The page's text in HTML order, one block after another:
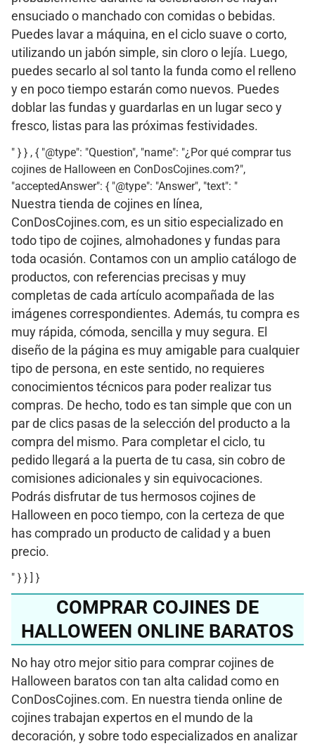
ensuciado o manchado con comidas o bebidas.
Puedes lavar a máquina, en el ciclo suave o corto,
utilizando un jabón simple, sin cloro o lejía. Luego,
puedes secarlo al sol tanto la funda como el relleno
y en poco tiempo estarán como nuevos. Puedes
doblar las fundas y guardarlas en un lugar seco y
fresco, listas para las próximas festividades.
" } } , { "@type": "Question", "name": "¿Por qué comprar tus
cojines de Halloween en ConDosCojines.com?",
"acceptedAnswer": { "@type": "Answer", "text": "
Nuestra tienda de cojines en línea,
ConDosCojines.com, es un sitio especializado en
todo tipo de cojines, almohadones y fundas para
toda ocasión. Contamos con un amplio catálogo de
productos, con referencias precisas y muy
completas de cada artículo acompañada de las
imágenes correspondientes. Además, tu compra es
muy rápida, cómoda, sencilla y muy segura. El
diseño de la página es muy amigable para cualquier
tipo de persona, en este sentido, no requieres
conocimientos técnicos para poder realizar tus
compras. De hecho, todo es tan simple que con un
par de clics pasas de la selección del producto a la
compra del mismo. Para completar el ciclo, tu
pedido llegará a la puerta de tu casa, sin cobro de
comisiones adicionales y sin equivocaciones.
Podrás disfrutar de tus hermosos cojines de
Halloween en poco tiempo, con la certeza de que
has comprado un producto de calidad y a buen
precio.
" } } ] }
COMPRAR COJINES DE
HALLOWEEN ONLINE BARATOS
No hay otro mejor sitio para comprar cojines de
Halloween baratos con tan alta calidad como en
ConDosCojines.com. En nuestra tienda online de
cojines trabajan expertos en el mundo de la
decoración, y sobre todo especializados en analizar